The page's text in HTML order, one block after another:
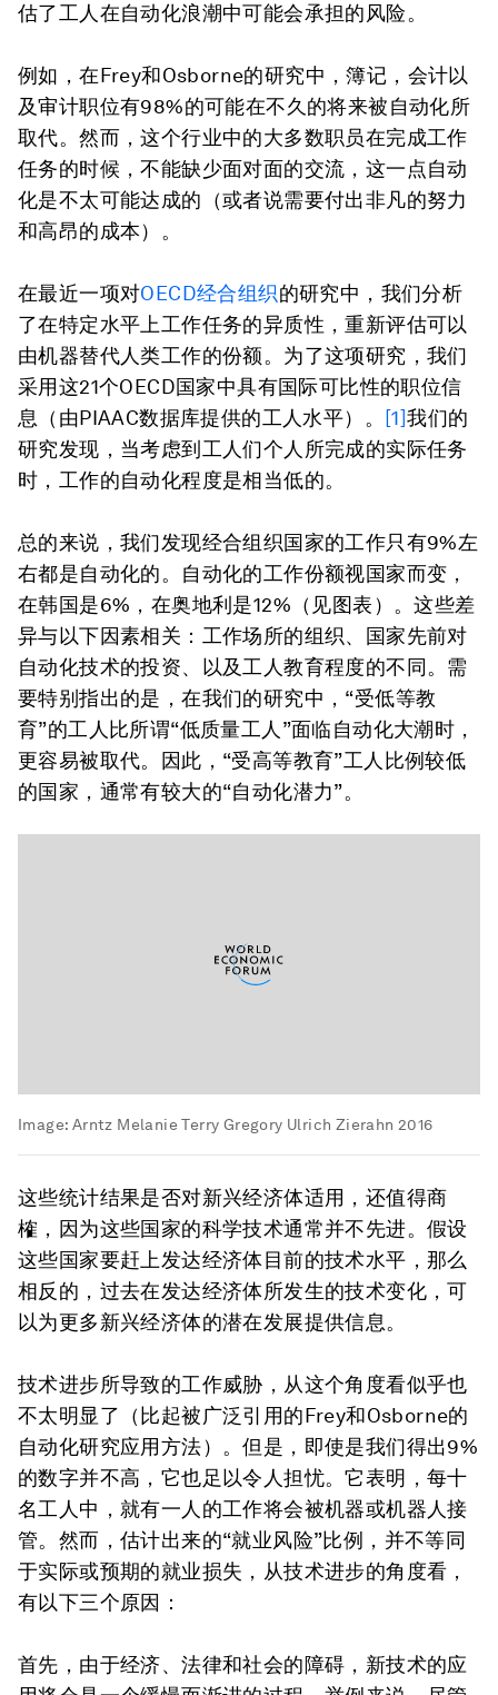
估了工人在自动化浪潮中可能会承担的风险。
例如，在Frey和Osborne的研究中，簿记，会计以
及审计职位有98%的可能在不久的将来被自动化所
取代。然而，这个行业中的大多数职员在完成工作
任务的时候，不能缺少面对面的交流，这一点自动
化是不太可能达成的（或者说需要付出非凡的努力
和高昂的成本）。
在最近一项对OECD经合组织的研究中，我们分析
了在特定水平上工作任务的异质性，重新评估可以
由机器替代人类工作的份额。为了这项研究，我们
采用这21个OECD国家中具有国际可比性的职位信
息（由PIAAC数据库提供的工人水平）。
[1]我们的
研究发现，当考虑到工人们个人所完成的实际任务
时，工作的自动化程度是相当低的。
总的来说，我们发现经合组织国家的工作只有9%左
右都是自动化的。自动化的工作份额视国家而变，
在韩国是6%，在奥地利是12%（见图表）。这些差
异与以下因素相关：工作场所的组织、国家先前对
自动化技术的投资、以及工人教育程度的不同。需
要特别指出的是，在我们的研究中，“受低等教
育”的工人比所谓“低质量工人”面临自动化大潮时，
更容易被取代。因此，“受高等教育”工人比例较低
的国家，通常有较大的“自动化潜力”。
Image: Arntz Melanie Terry Gregory Ulrich Zierahn 2016
这些统计结果是否对新兴经济体适用，还值得商
榷，因为这些国家的科学技术通常并不先进。假设
这些国家要赶上发达经济体目前的技术水平，那么
相反的，过去在发达经济体所发生的技术变化，可
以为更多新兴经济体的潜在发展提供信息。
技术进步所导致的工作威胁，从这个角度看似乎也
不太明显了（比起被广泛引用的Frey和Osborne的
自动化研究应用方法）。但是，即使是我们得出9%
的数字并不高，它也足以令人担忧。它表明，每十
名工人中，就有一人的工作将会被机器或机器人接
管。然而，估计出来的“就业风险”比例，并不等同
于实际或预期的就业损失，从技术进步的角度看，
有以下三个原因：
首先，由于经济、法律和社会的障碍，新技术的应